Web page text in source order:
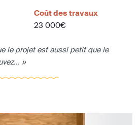
Coût des travaux
23 000€
le projet est aussi petit que le
»